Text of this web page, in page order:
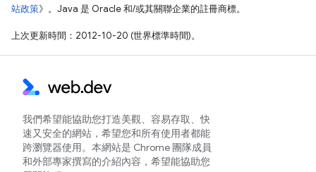
站政策》。Java 是 Oracle 和/或其關聯企業的註冊商標。
上次更新時間：2012-10-20 (世界標準時間)。
我們希望能協助您打造美觀、容易存取、快
速又安全的網站，希望您和所有使用者都能
跨瀏覽器使用。本網站是 Chrome 團隊成員
和外部專家撰寫的介紹內容，希望能協助您